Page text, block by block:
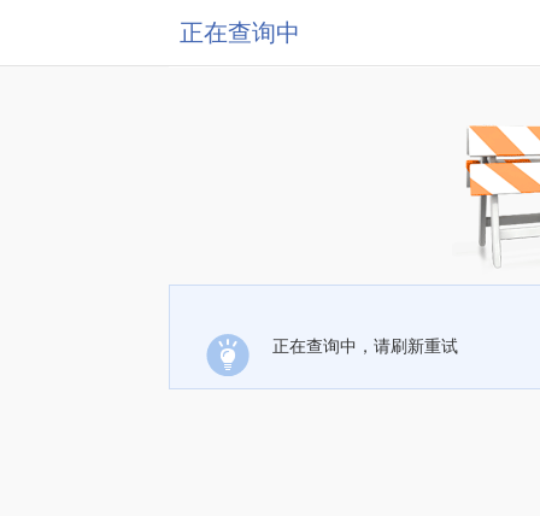
正在查询中
正在查询中，请刷新重试